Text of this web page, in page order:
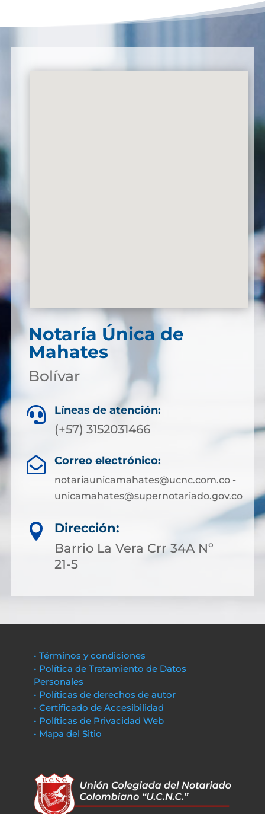
Notaría Única de
Mahates
Bolívar
 Líneas de atención:
(+57) 3152031466
 Correo electrónico:
notariaunicamahates@ucnc.com.co -
unicamahates@supernotariado.gov.co

Dirección:
Barrio La Vera Crr 34A Nº
21-5
• Términos y condiciones
• Política de Tratamiento de Datos
Personales
• Políticas de derechos de autor
• Certificado de Accesibilidad
• Políticas de Privacidad Web
• Mapa del Sitio